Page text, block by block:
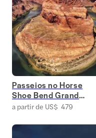
Passeios no Horse
Shoe Bend Grand
Canyon
a partir de US$ 479